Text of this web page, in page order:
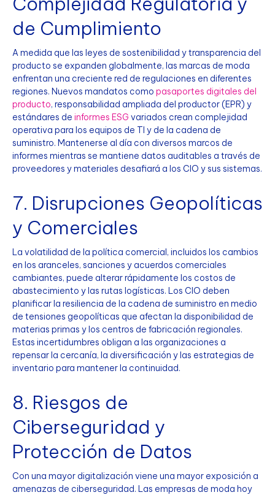
de Cumplimiento
A medida que las leyes de sostenibilidad y transparencia del
producto se expanden globalmente, las marcas de moda
enfrentan una creciente red de regulaciones en diferentes
regiones. Nuevos mandatos como pasaportes digitales del
producto, responsabilidad ampliada del productor (EPR) y
estándares de informes ESG variados crean complejidad
operativa para los equipos de TI y de la cadena de
suministro. Mantenerse al día con diversos marcos de
informes mientras se mantiene datos auditables a través de
proveedores y materiales desafiará a los CIO y sus sistemas.
7. Disrupciones Geopolíticas
y Comerciales
La volatilidad de la política comercial, incluidos los cambios
en los aranceles, sanciones y acuerdos comerciales
cambiantes, puede alterar rápidamente los costos de
abastecimiento y las rutas logísticas. Los CIO deben
planificar la resiliencia de la cadena de suministro en medio
de tensiones geopolíticas que afectan la disponibilidad de
materias primas y los centros de fabricación regionales.
Estas incertidumbres obligan a las organizaciones a
repensar la cercanía, la diversificación y las estrategias de
inventario para mantener la continuidad.
8. Riesgos de
Ciberseguridad y
Protección de Datos
Con una mayor digitalización viene una mayor exposición a
amenazas de ciberseguridad. Las empresas de moda hoy